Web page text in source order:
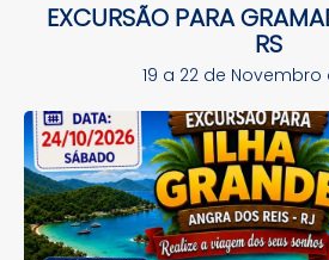
EXCURSÃO PARA
RS
19 a 22 de Novembro